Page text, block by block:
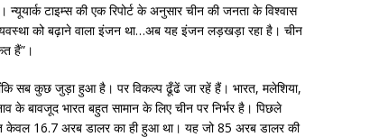
टाइम्स की एक रिपोर्ट के अनुसार चीन की जनता के विश्वास
को बढ़ाने वाला इंजन था…अब यह इंजन लड़खड़ा रहा है। चीन
हैं”।
सब कुछ जुड़ा हुआ है। पर विकल्प ढूँढें जा रहें हैं। भारत, मलेशिया,
के बावजूद भारत बहुत सामान के लिए चीन पर निर्भर है। पिछले
केवल 16.7 अरब डालर का ही हुआ था। यह जो 85 अरब डालर की